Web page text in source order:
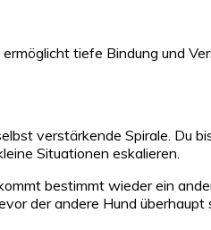
tiefe Bindung und
verstärkende Spirale. Du
Situationen eskalieren.
bestimmt wieder ein
der andere Hund überhaupt